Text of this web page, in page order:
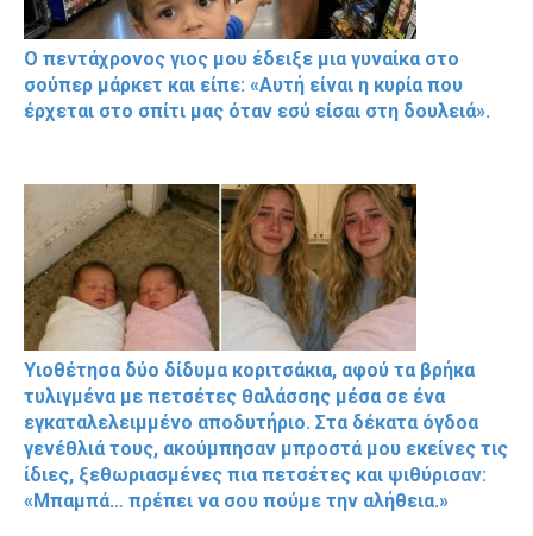
Ο πεντάχρονος γιος μου έδειξε μια γυναίκα στο
σούπερ μάρκετ και είπε: «Αυτή είναι η κυρία που
έρχεται στο σπίτι μας όταν εσύ είσαι στη δουλειά».
Υιοθέτησα δύο δίδυμα κοριτσάκια, αφού τα βρήκα
τυλιγμένα με πετσέτες θαλάσσης μέσα σε ένα
εγκαταλελειμμένο αποδυτήριο. Στα δέκατα όγδοα
γενέθλιά τους, ακούμπησαν μπροστά μου εκείνες τις
ίδιες, ξεθωριασμένες πια πετσέτες και ψιθύρισαν:
«Μπαμπά… πρέπει να σου πούμε την αλήθεια.»